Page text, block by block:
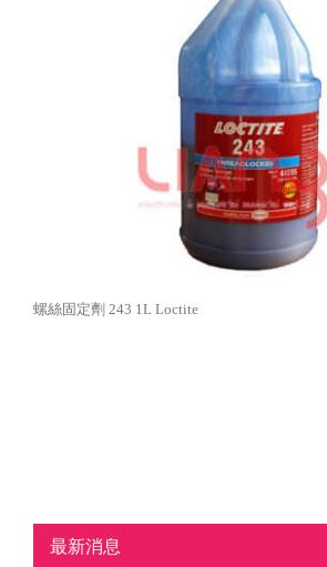
螺絲固定劑 243 1L Loctite
最新消息